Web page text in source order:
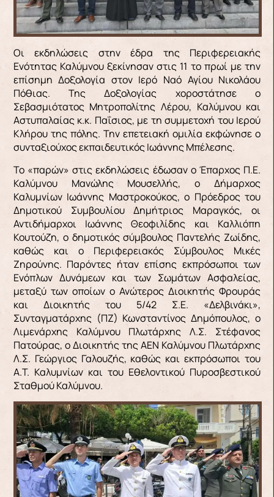
Οι εκδηλώσεις στην έδρα της Περιφερειακής
Ενότητας Καλύμνου ξεκίνησαν στις 11 το πρωί με την
επίσημη Δοξολογία στον Ιερό Ναό Αγίου Νικολάου
Πόθιας. Της Δοξολογίας χοροστάτησε ο
Σεβασμιότατος Μητροπολίτης Λέρου, Καλύμνου και
Αστυπαλαίας κ.κ. Παΐσιος, με τη συμμετοχή του Ιερού
Κλήρου της πόλης. Την επετειακή ομιλία εκφώνησε ο
συνταξιούχος εκπαιδευτικός Ιωάννης Μπέλεσης.
Το «παρών» στις εκδηλώσεις έδωσαν ο Έπαρχος Π.Ε.
Καλύμνου Μανώλης Μουσελλής, ο Δήμαρχος
Καλυμνίων Ιωάννης Μαστροκούκος, ο Πρόεδρος του
Δημοτικού Συμβουλίου Δημήτριος Μαραγκός, οι
Αντιδήμαρχοι Ιωάννης Θεοφιλίδης και Καλλιόπη
Κουτούζη, ο δημοτικός σύμβουλος Παντελής Ζωίδης,
καθώς και ο Περιφερειακός Σύμβουλος Μικές
Ζηρούνης. Παρόντες ήταν επίσης εκπρόσωποι των
Ενόπλων Δυνάμεων και των Σωμάτων Ασφαλείας,
μεταξύ των οποίων ο Ανώτερος Διοικητής Φρουράς
και Διοικητής του 5/42 Σ.Ε. «Δελβινάκι»,
Συνταγματάρχης (ΠΖ) Κωνσταντίνος Δημόπουλος, ο
Λιμενάρχης Καλύμνου Πλωτάρχης Λ.Σ. Στέφανος
Πατούρας, ο Διοικητής της ΑΕΝ Καλύμνου Πλωτάρχης
Λ.Σ. Γεώργιος Γαλουζής, καθώς και εκπρόσωποι του
Α.Τ. Καλυμνίων και του Εθελοντικού Πυροσβεστικού
Σταθμού Καλύμνου.